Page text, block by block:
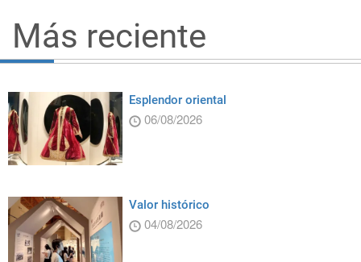
Más reciente
Esplendor oriental
06/08/2026
Valor histórico
04/08/2026